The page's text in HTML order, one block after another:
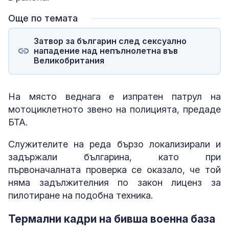
Още по темата
Затвор за българин след сексуално
нападение над непълнолетна във
Великобритания
На място веднага е изпратен патрул на
мотоциклетното звено на полицията, предаде
БТА.
Служителите на реда бързо локализирали и
задържали българина, като при
първоначалната проверка се оказало, че той
няма задължителния по закон лиценз за
пилотиране на подобна техника.
Термални кадри на бивша военна база